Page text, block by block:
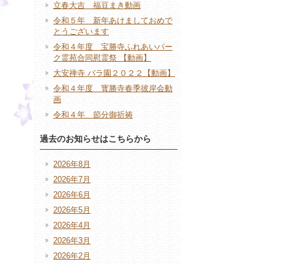
立春大吉 福豆まき動画
令和５年 新年あけましておめで
とうございます
令和４年度 宝勝寺ふれあいパー
ク霊苑合同慰霊祭 【動画】
大安禅寺 バラ園２０２２【動画】
令和４年度 寳勝寺春季彼岸会動
画
令和４年 節分御祈祷
過去のお知らせはこちらから
2026年8月
2026年7月
2026年6月
2026年5月
2026年4月
2026年3月
2026年2月